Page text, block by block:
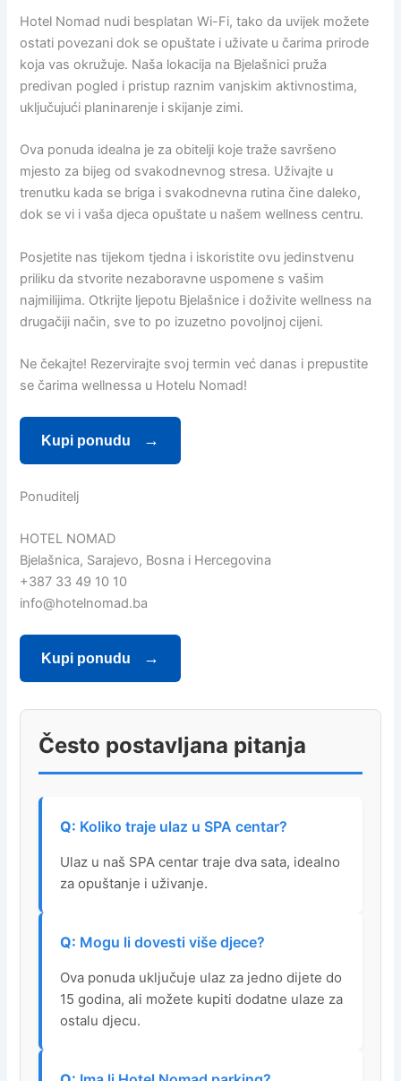
Hotel Nomad nudi besplatan Wi-Fi, tako da uvijek možete
ostati povezani dok se opuštate i uživate u čarima prirode
koja vas okružuje. Naša lokacija na Bjelašnici pruža
predivan pogled i pristup raznim vanjskim aktivnostima,
uključujući planinarenje i skijanje zimi.
Ova ponuda idealna je za obitelji koje traže savršeno
mjesto za bijeg od svakodnevnog stresa. Uživajte u
trenutku kada se briga i svakodnevna rutina čine daleko,
dok se vi i vaša djeca opuštate u našem wellness centru.
Posjetite nas tijekom tjedna i iskoristite ovu jedinstvenu
priliku da stvorite nezaboravne uspomene s vašim
najmilijima. Otkrijte ljepotu Bjelašnice i doživite wellness na
drugačiji način, sve to po izuzetno povoljnoj cijeni.
Ne čekajte! Rezervirajte svoj termin već danas i prepustite
se čarima wellnessa u Hotelu Nomad!
Kupi ponudu
Ponuditelj
HOTEL NOMAD
Bjelašnica, Sarajevo, Bosna i Hercegovina
+387 33 49 10 10
info@hotelnomad.ba
Kupi ponudu
Često postavljana pitanja
Koliko traje ulaz u SPA centar?
Ulaz u naš SPA centar traje dva sata, idealno
za opuštanje i uživanje.
Mogu li dovesti više djece?
Ova ponuda uključuje ulaz za jedno dijete do
15 godina, ali možete kupiti dodatne ulaze za
ostalu djecu.